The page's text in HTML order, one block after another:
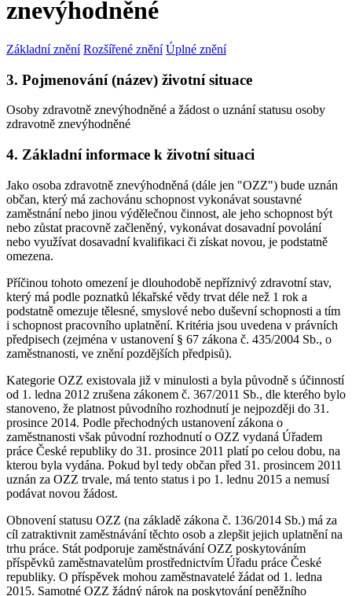
znevýhodněné
Základní znění Rozšířené znění Úplné znění
3. Pojmenování (název) životní situace
Osoby zdravotně znevýhodněné a žádost o uznání statusu osoby
zdravotně znevýhodněné
4. Základní informace k životní situaci
Jako osoba zdravotně znevýhodněná (dále jen "OZZ") bude uznán
občan, který má zachovánu schopnost vykonávat soustavné
zaměstnání nebo jinou výdělečnou činnost, ale jeho schopnost být
nebo zůstat pracovně začleněný, vykonávat dosavadní povolání
nebo využívat dosavadní kvalifikaci či získat novou, je podstatně
omezena.
Příčinou tohoto omezení je dlouhodobě nepříznivý zdravotní stav,
který má podle poznatků lékařské vědy trvat déle než 1 rok a
podstatně omezuje tělesné, smyslové nebo duševní schopnosti a tím
i schopnost pracovního uplatnění. Kritéria jsou uvedena v právních
předpisech (zejména v ustanovení § 67 zákona č. 435/2004 Sb., o
zaměstnanosti, ve znění pozdějších předpisů).
Kategorie OZZ existovala již v minulosti a byla původně s účinností
od 1. ledna 2012 zrušena zákonem č. 367/2011 Sb., dle kterého bylo
stanoveno, že platnost původního rozhodnutí je nejpozději do 31.
prosince 2014. Podle přechodných ustanovení zákona o
zaměstnanosti však původní rozhodnutí o OZZ vydaná Úřadem
práce České republiky do 31. prosince 2011 platí po celou dobu, na
kterou byla vydána. Pokud byl tedy občan před 31. prosincem 2011
uznán za OZZ trvale, má tento status i po 1. lednu 2015 a nemusí
podávat novou žádost.
Obnovení statusu OZZ (na základě zákona č. 136/2014 Sb.) má za
cíl zatraktivnit zaměstnávání těchto osob a zlepšit jejich uplatnění na
trhu práce. Stát podporuje zaměstnávání OZZ poskytováním
příspěvků zaměstnavatelům prostřednictvím Úřadu práce České
republiky. O příspěvek mohou zaměstnavatelé žádat od 1. ledna
2015. Samotné OZZ žádný nárok na poskytování peněžního